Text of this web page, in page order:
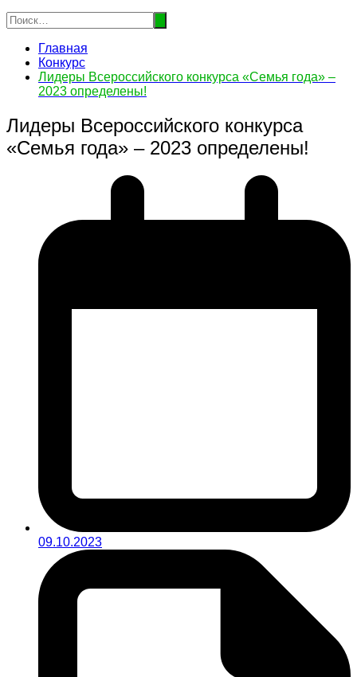
Главная
Конкурс
Лидеры Всероссийского конкурса «Семья года» –
2023 определены!
Лидеры Всероссийского конкурса
«Семья года» – 2023 определены!
09.10.2023